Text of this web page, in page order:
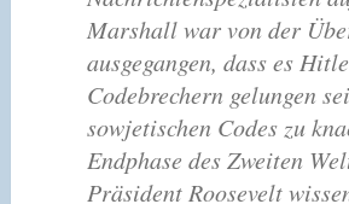
Marshall war von der
ausgegangen, dass es
Codebrechern gelungen
sowjetischen Codes zu
Endphase des Zweiten
Präsident Roosevelt